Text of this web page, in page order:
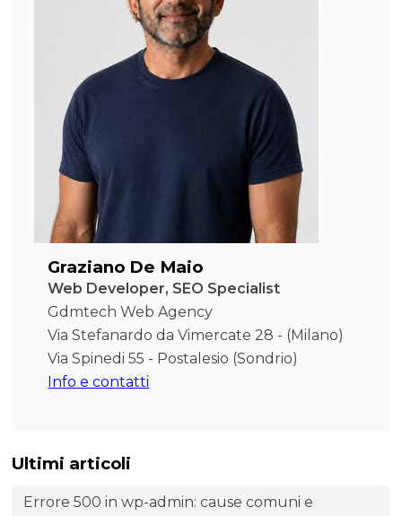
Graziano De Maio
Web Developer, SEO Specialist
Gdmtech Web Agency
Via Stefanardo da Vimercate 28 - (Milano)
Via Spinedi 55 - Postalesio (Sondrio)
Info e contatti
Ultimi articoli
Errore 500 in wp-admin: cause comuni e